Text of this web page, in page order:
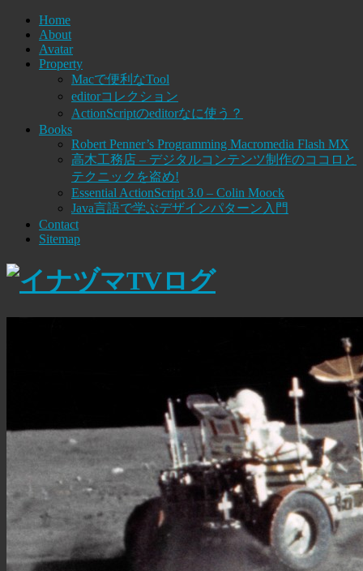
Home
About
Avatar
Property
Macで便利なTool
editorコレクション
ActionScriptのeditorなに使う？
Books
Robert Penner’s Programming Macromedia Flash MX
高木工務店 – デジタルコンテンツ制作のココロと
テクニックを盗め!
Essential ActionScript 3.0 – Colin Moock
Java言語で学ぶデザインパターン入門
Contact
Sitemap